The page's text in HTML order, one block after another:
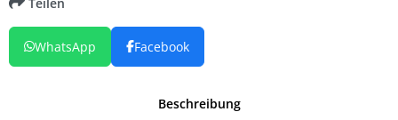
Beschreibung
Teilen
WhatsApp Facebook